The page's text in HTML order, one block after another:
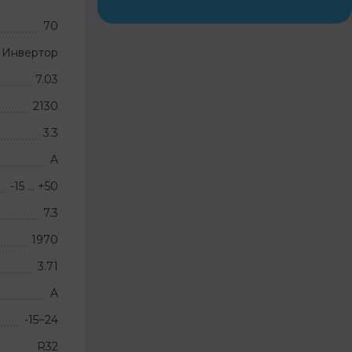
70
Инвертор
7.03
2130
3.3
A
-15 … +50
7.3
1970
3.71
A
-15~24
R32